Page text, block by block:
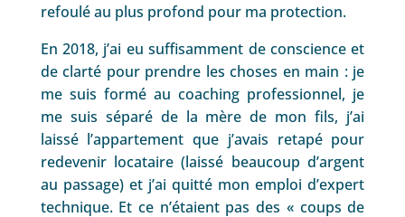
refoulé au plus profond pour ma protection.
En 2018, j’ai eu suffisamment de conscience et
de clarté pour prendre les choses en main : je
me suis formé au coaching professionnel, je
me suis séparé de la mère de mon fils, j’ai
laissé l’appartement que j’avais retapé pour
redevenir locataire (laissé beaucoup d’argent
au passage) et j’ai quitté mon emploi d’expert
technique. Et ce n’étaient pas des « coups de